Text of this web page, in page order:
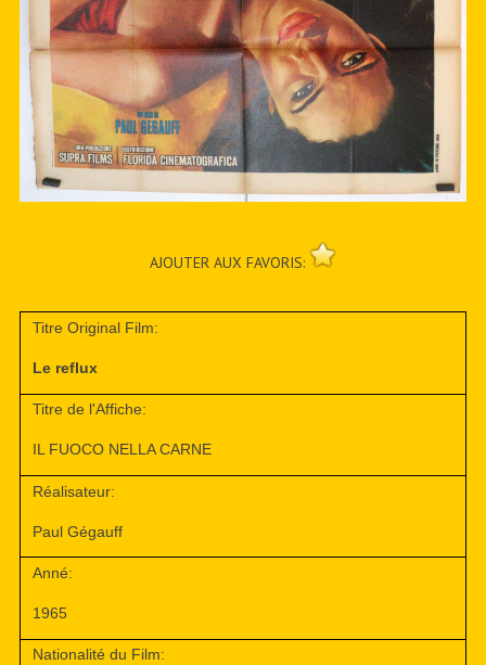
AJOUTER AUX FAVORIS:
Titre Original Film:
Le reflux
Titre de l'Affiche:
IL FUOCO NELLA CARNE
Réalisateur:
Paul Gégauff
Anné:
1965
Nationalité du Film: